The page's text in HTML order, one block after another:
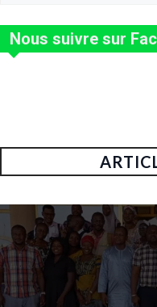
Nous suivre sur